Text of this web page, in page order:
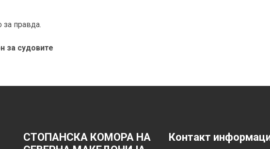
правда.
за судовите
СТОПАНСКА КОМОРА НА
Контакт